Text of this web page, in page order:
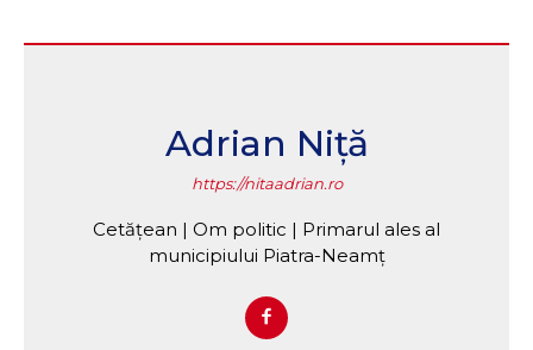
Adrian Niță
https://nitaadrian.ro
Cetățean | Om politic | Primarul ales al
municipiului Piatra-Neamț